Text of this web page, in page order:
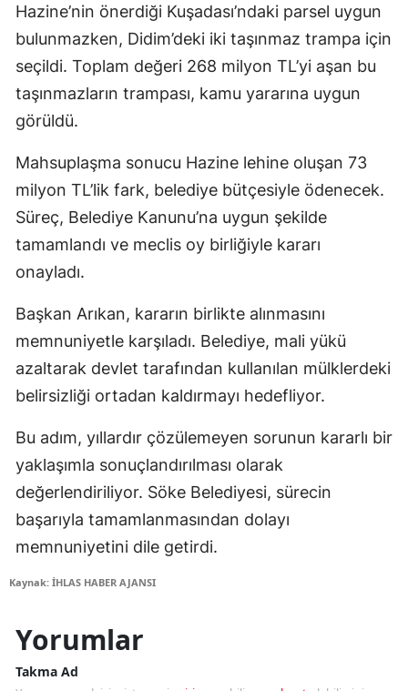
Hazine’nin önerdiği Kuşadası’ndaki parsel uygun
bulunmazken, Didim’deki iki taşınmaz trampa için
seçildi. Toplam değeri 268 milyon TL’yi aşan bu
taşınmazların trampası, kamu yararına uygun
görüldü.
Mahsuplaşma sonucu Hazine lehine oluşan 73
milyon TL’lik fark, belediye bütçesiyle ödenecek.
Süreç, Belediye Kanunu’na uygun şekilde
tamamlandı ve meclis oy birliğiyle kararı
onayladı.
Başkan Arıkan, kararın birlikte alınmasını
memnuniyetle karşıladı. Belediye, mali yükü
azaltarak devlet tarafından kullanılan mülklerdeki
belirsizliği ortadan kaldırmayı hedefliyor.
Bu adım, yıllardır çözülemeyen sorunun kararlı bir
yaklaşımla sonuçlandırılması olarak
değerlendiriliyor. Söke Belediyesi, sürecin
başarıyla tamamlanmasından dolayı
memnuniyetini dile getirdi.
Kaynak: İHLAS HABER AJANSI
Yorumlar
Takma Ad